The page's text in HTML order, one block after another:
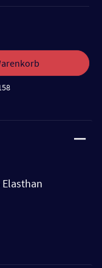
Elasthan